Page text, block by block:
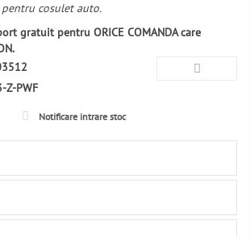
cosulet auto.
gratuit pentru ORICE COMANDA care
Z-PWF
Notificare intrare stoc